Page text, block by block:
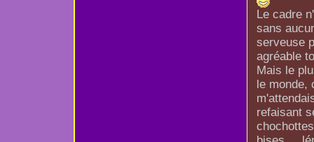
Le cadre
sans
serveuse
agréable
Mais le
le monde,
refaisant